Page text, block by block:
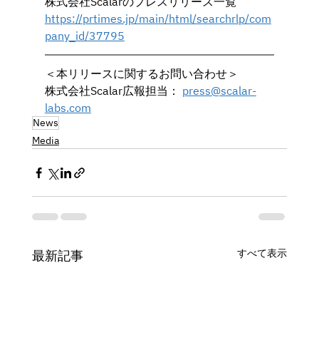
https://prtimes.jp/main/html/searchrlp/com
pany_id/37795
＜本リリースに関するお問い合わせ＞
株式会社Scalar広報担当： press@scalar-
labs.com
News
Media
最新記事 すべて表示